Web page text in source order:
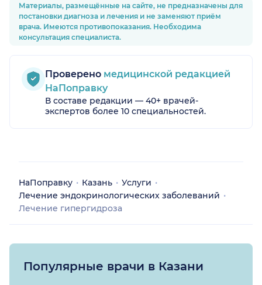
Материалы, размещённые на сайте, не предназначены для
постановки диагноза и лечения и не заменяют приём
врача. Имеются противопоказания. Необходима
консультация специалиста.
Проверено медицинской редакцией
НаПоправку
В составе редакции — 40+ врачей-
экспертов более 10 специальностей.
НаПоправку Казань
Услуги
Лечение эндокринологических заболеваний
Лечение гипергидроза
Популярные врачи в Казани